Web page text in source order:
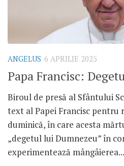
ANGELUS 6 APRILIE 2025
Papa Francisc:
Biroul de presă al Sfântului
text al Papei Francisc pentru
duminică, în care acesta
„degetul lui Dumnezeu” în
experimentează mângâierea...